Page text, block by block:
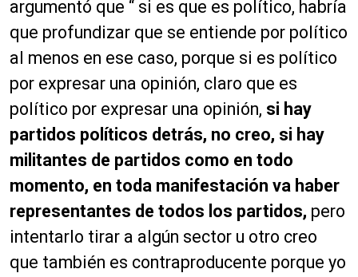
argumentó que “ si es que es político, habría
que profundizar que se entiende por político
al menos en ese caso, porque si es político
por expresar una opinión, claro que es
político por expresar una opinión, si hay
partidos políticos detrás, no creo, si hay
militantes de partidos como en todo
momento, en toda manifestación va haber
representantes de todos los partidos, pero
intentarlo tirar a algún sector u otro creo
que también es contraproducente porque yo